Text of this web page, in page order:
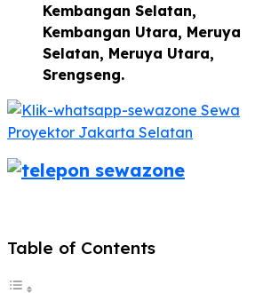
Kembangan Selatan,
Kembangan Utara, Meruya
Selatan, Meruya Utara,
Srengseng.
Table of Contents